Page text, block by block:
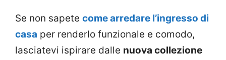
Se non sapete come arredare l’ingresso di
casa per renderlo funzionale e comodo,
lasciatevi ispirare dalle nuova collezione